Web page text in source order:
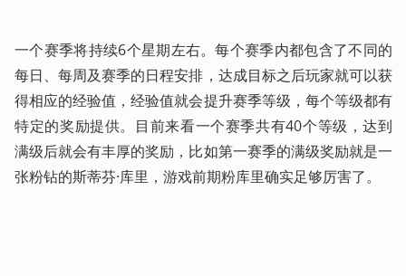
一个赛季将持续6个星期左右。每个赛季内都包含了不同的
每日、每周及赛季的日程安排，达成目标之后玩家就可以获
得相应的经验值，经验值就会提升赛季等级，每个等级都有
特定的奖励提供。目前来看一个赛季共有40个等级，达到
满级后就会有丰厚的奖励，比如第一赛季的满级奖励就是一
张粉钻的斯蒂芬·库里，游戏前期粉库里确实足够厉害了。